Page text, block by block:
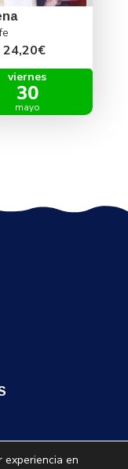
24,20€
viernes
30
mayo
experiencia en